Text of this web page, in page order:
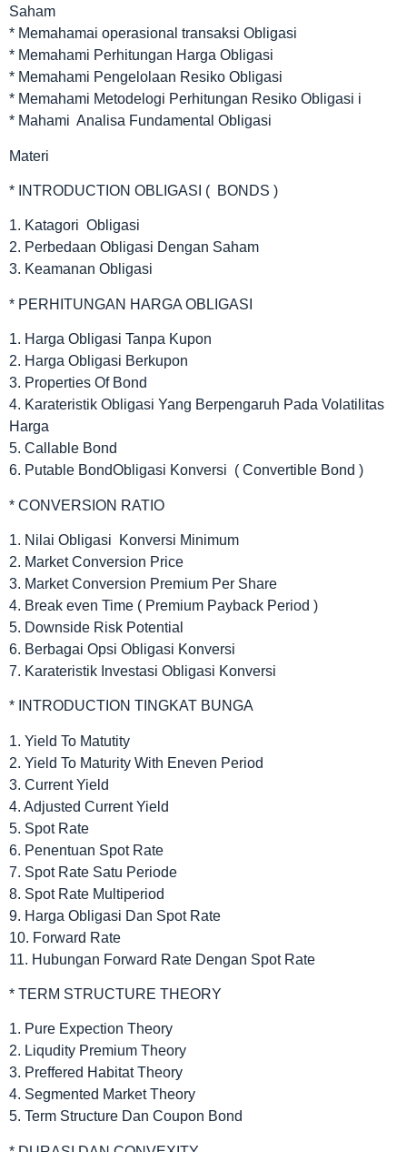
Saham
* Memahamai operasional transaksi Obligasi
* Memahami Perhitungan Harga Obligasi
* Memahami Pengelolaan Resiko Obligasi
* Memahami Metodelogi Perhitungan Resiko Obligasi i
* Mahami Analisa Fundamental Obligasi
Materi
* INTRODUCTION OBLIGASI ( BONDS )
1. Katagori Obligasi
2. Perbedaan Obligasi Dengan Saham
3. Keamanan Obligasi
* PERHITUNGAN HARGA OBLIGASI
1. Harga Obligasi Tanpa Kupon
2. Harga Obligasi Berkupon
3. Properties Of Bond
4. Karateristik Obligasi Yang Berpengaruh Pada Volatilitas
Harga
5. Callable Bond
6. Putable BondObligasi Konversi ( Convertible Bond )
* CONVERSION RATIO
1. Nilai Obligasi Konversi Minimum
2. Market Conversion Price
3. Market Conversion Premium Per Share
4. Break even Time ( Premium Payback Period )
5. Downside Risk Potential
6. Berbagai Opsi Obligasi Konversi
7. Karateristik Investasi Obligasi Konversi
* INTRODUCTION TINGKAT BUNGA
1. Yield To Matutity
2. Yield To Maturity With Eneven Period
3. Current Yield
4. Adjusted Current Yield
5. Spot Rate
6. Penentuan Spot Rate
7. Spot Rate Satu Periode
8. Spot Rate Multiperiod
9. Harga Obligasi Dan Spot Rate
10. Forward Rate
11. Hubungan Forward Rate Dengan Spot Rate
* TERM STRUCTURE THEORY
1. Pure Expection Theory
2. Liqudity Premium Theory
3. Preffered Habitat Theory
4. Segmented Market Theory
5. Term Structure Dan Coupon Bond